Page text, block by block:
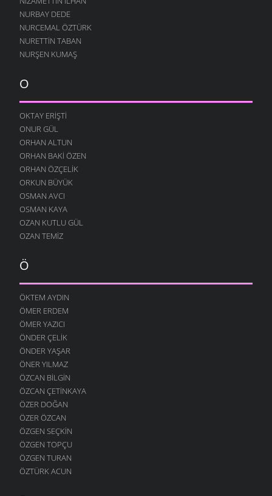
HATIRLAR SENI KÖYÜMÜN İNSANI
8 ŞUBAT 2009
BOROBANA GIDERDI
24 OCAK 2009
18 OCAK 2009
NE KÖYÜ TANIR, NE DE KÜLTÜRÜNÜ
13 OCAK 2009
DINLE BENI OĞULCAN
11 OCAK 2009
FILISTIN İÇIN UYAN
7 OCAK 2009
AĞLARDI
7 OCAK 2009
KÖYÜMÜ TANI
7 OCAK 2009
NURBAY DEDE
NURCEMAL ÖZTÜRK
NURETTIN TABAN
NURŞEN KUMAŞ
O
OKTAY ERIŞTI
ONUR GÜL
ORHAN ALTUN
ORHAN BAKI ÖZEN
ORHAN ÖZÇELIK
ORKUN BÜYÜK
OSMAN AVCI
OSMAN KAYA
OZAN KUTLU GÜL
OZAN TEMIZ
Ö
ÖKTEM AYDIN
ÖMER ERDEM
ÖMER YAZICI
ÖNDER ÇELIK
ÖNDER YAŞAR
ÖNER YILMAZ
ÖZCAN BILGIN
ÖZCAN ÇETINKAYA
ÖZER DOĞAN
ÖZER ÖZCAN
ÖZGEN SEÇKIN
ÖZGEN TOPÇU
ÖZGEN TURAN
ÖZTÜRK ACUN